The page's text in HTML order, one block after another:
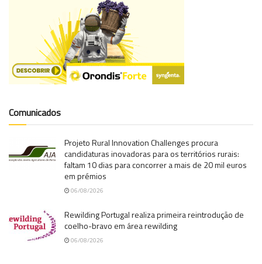
Comunicados
Projeto Rural Innovation Challenges procura
candidaturas inovadoras para os territórios rurais:
faltam 10 dias para concorrer a mais de 20 mil euros
em prémios
06/08/2026
Rewilding Portugal realiza primeira reintrodução de
coelho-bravo em área rewilding
06/08/2026